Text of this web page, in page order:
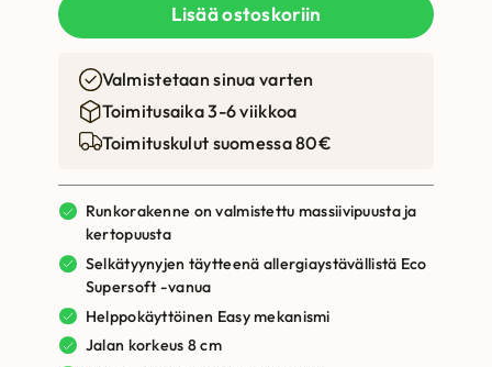
Lisää ostoskoriin
Valmistetaan sinua varten
Toimitusaika 3-6 viikkoa
Toimituskulut suomessa 80€
Runkorakenne on valmistettu massiivipuusta ja
kertopuusta
Selkätyynyjen täytteenä allergiaystävällistä Eco
Supersoft -vanua
Helppokäyttöinen Easy mekanismi
Jalan korkeus 8 cm